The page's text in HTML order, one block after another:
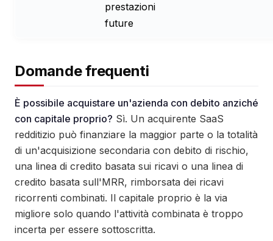
prestazioni
future
Domande frequenti
È possibile acquistare un'azienda con debito anziché
con capitale proprio? Sì. Un acquirente SaaS
redditizio può finanziare la maggior parte o la totalità
di un'acquisizione secondaria con debito di rischio,
una linea di credito basata sui ricavi o una linea di
credito basata sull'MRR, rimborsata dei ricavi
ricorrenti combinati. Il capitale proprio è la via
migliore solo quando l'attività combinata è troppo
incerta per essere sottoscritta.